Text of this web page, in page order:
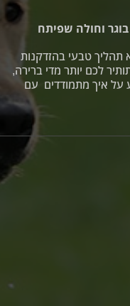
וחולה שפיתח
תהליך טבעי בהזדקנות
לכם יותר מדי ברירה,
על איך מתמודדים עם